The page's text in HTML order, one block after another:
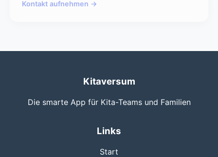
Kontakt aufnehmen →
Kitaversum
Die smarte App für Kita-Teams und Familien
Links
Start